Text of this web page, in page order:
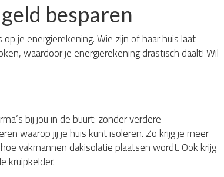
besparen
je energierekening. Wie zijn of haar huis laat
waardoor je energierekening drastisch daalt! Wil
bij jou in de buurt: zonder verdere
waarop jij je huis kunt isoleren. Zo krijg je meer
vakmannen dakisolatie plaatsen wordt. Ook krijg
kruipkelder.